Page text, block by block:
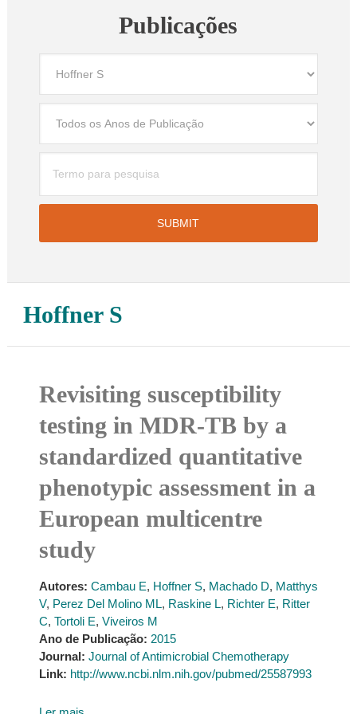
Publicações
Hoffner S
Revisiting susceptibility
testing in MDR-TB by a
standardized quantitative
phenotypic assessment in a
European multicentre
study
Autores: Cambau E, Hoffner S, Machado D, Matthys
V, Perez Del Molino ML, Raskine L, Richter E, Ritter
C, Tortoli E, Viveiros M
Ano de Publicação: 2015
Journal: Journal of Antimicrobial Chemotherapy
Link: http://www.ncbi.nlm.nih.gov/pubmed/25587993